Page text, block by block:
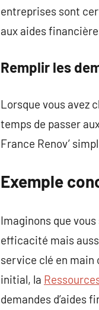
entreprises sont
aux aides
Remplir les
Lorsque vous avez
temps de passer
France Renov’
Exemple
Imaginons que
efficacité mais
service clé en main
initial, la
demandes d’aides